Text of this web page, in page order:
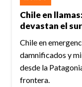
Chile en
devastan el
Chile en
damnificados y
desde la
frontera.